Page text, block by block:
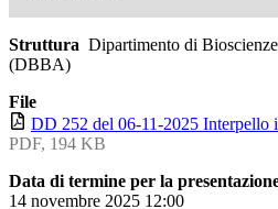
Struttura Dipartimento di
(DBBA)
File
DD 252 del 06-11-2025 Interpello
PDF, 194 KB
Data di termine per la
14 novembre 2025 12:00